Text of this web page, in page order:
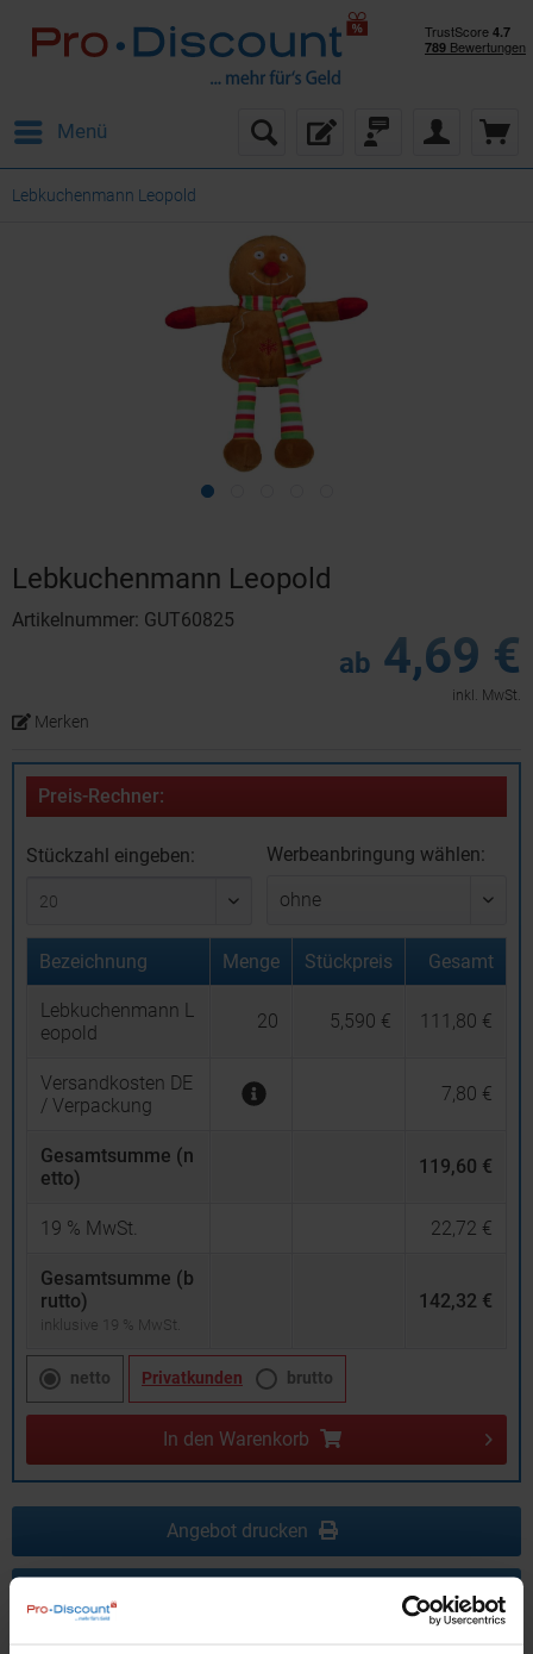
Menü
Lebkuchenmann Leopold
Lebkuchenmann Leopold
Artikelnummer: GUT60825
ab 4,69 €
inkl. MwSt.
Merken
Preis-Rechner:
Stückzahl eingeben: Werbeanbringung wählen:
Bezeichnung Menge Stückpreis Gesamt
Lebkuchenmann L
eopold
20 5,590 € 111,80 €
Versandkosten DE
/ Verpackung
7,80 €
Gesamtsumme (n
etto)
119,60 €
19 % MwSt. 22,72 €
Gesamtsumme (b
rutto)
inklusive 19 % MwSt.
142,32 €
netto Privatkunden brutto
In den Warenkorb
Angebot drucken